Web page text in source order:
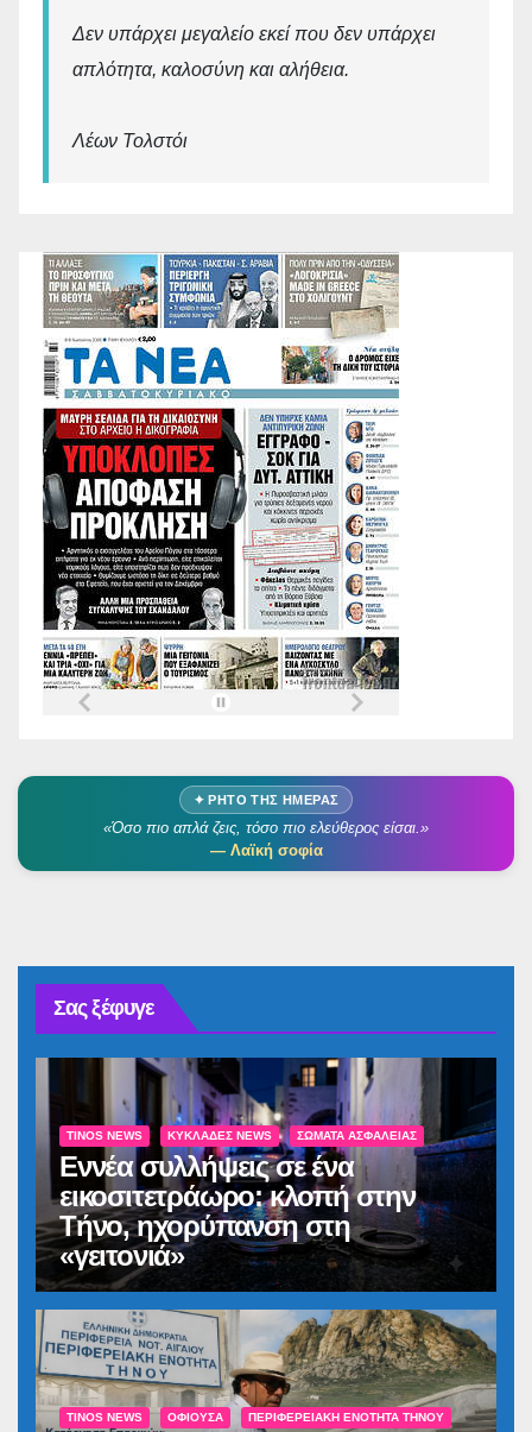
Δεν υπάρχει μεγαλείο εκεί που δεν υπάρχει
απλότητα, καλοσύνη και αλήθεια.
Λέων Τολστόι
✦ ΡΗΤΌ ΤΗΣ ΗΜΈΡΑΣ
«Όσο πιο απλά ζεις, τόσο πιο ελεύθερος είσαι.»
— Λαϊκή σοφία
Σας ξέφυγε
TINOS NEWS ΚΥΚΛΆΔΕΣ NEWS ΣΏΜΑΤΑ ΑΣΦΑΛΕΊΑΣ
Εννέα συλλήψεις σε ένα
εικοσιτετράωρο: κλοπή στην
Τήνο, ηχορύπανση στη
«γειτονιά»
TINOS NEWS ΟΦΙΟΎΣΑ ΠΕΡΙΦΕΡΕΙΑΚΉ ΕΝΌΤΗΤΑ ΤΉΝΟΥ